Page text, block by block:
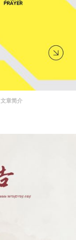
文章简介